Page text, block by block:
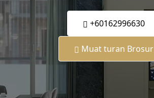
+60162996630
Muat turan Brosur